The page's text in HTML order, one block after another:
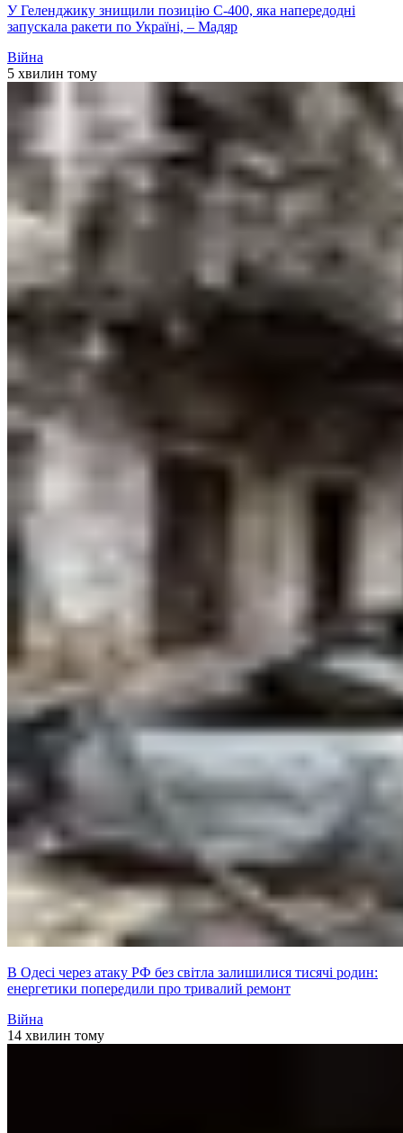
У Геленджику знищили позицію С-400, яка напередодні
запускала ракети по Україні, – Мадяр
Війна
5 хвилин тому
В Одесі через атаку РФ без світла залишилися тисячі родин:
енергетики попередили про тривалий ремонт
Війна
14 хвилин тому